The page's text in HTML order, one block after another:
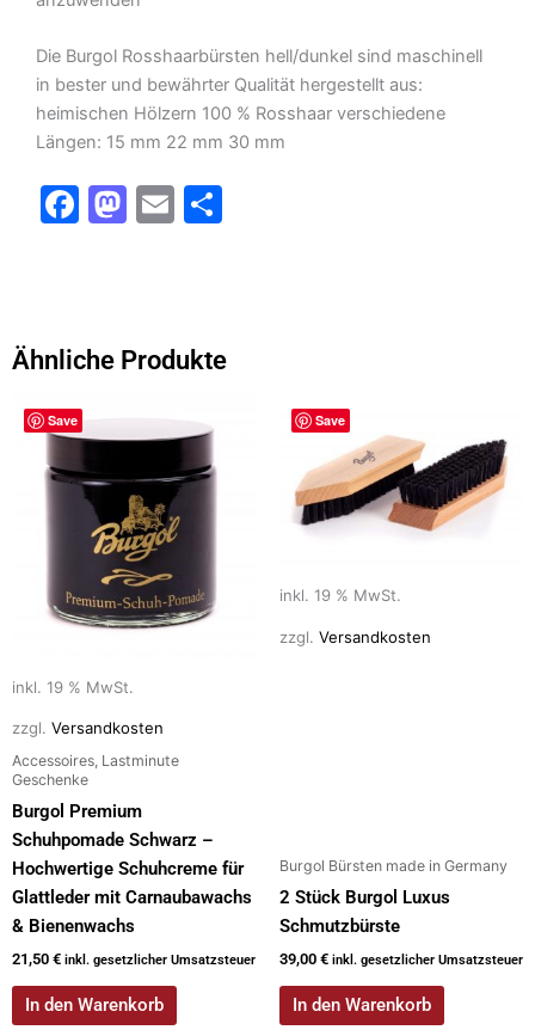
Die Burgol Rosshaarbürsten hell/dunkel sind maschinell
in bester und bewährter Qualität hergestellt aus:
heimischen Hölzern 100 % Rosshaar verschiedene
Längen: 15 mm 22 mm 30 mm
F
b
o
k
M
d
n
E
Ähnliche Produkte
Save
inkl. 19 % MwSt.
zzgl. Versandkosten
Accessoires, Lastminute
Geschenke
Burgol Premium
Schuhpomade Schwarz –
Hochwertige Schuhcreme für
Glattleder mit Carnaubawachs
& Bienenwachs
21,50 € inkl. gesetzlicher Umsatzsteuer
In den Warenkorb
Save
inkl. 19 % MwSt.
zzgl. Versandkosten
Burgol Bürsten made in Germany
2 Stück Burgol Luxus
Schmutzbürste
39,00 € inkl. gesetzlicher Umsatzsteuer
In den Warenkorb